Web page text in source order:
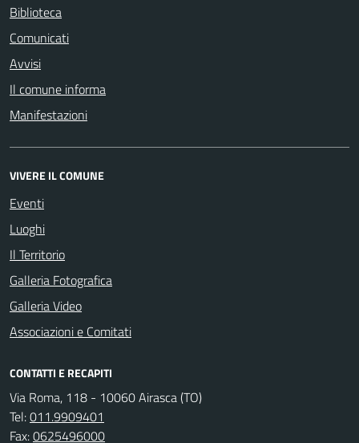
Biblioteca
Comunicati
Avvisi
Il comune informa
Manifestazioni
VIVERE IL COMUNE
Eventi
Luoghi
Il Territorio
Galleria Fotografica
Galleria Video
Associazioni e Comitati
CONTATTI E RECAPITI
Via Roma, 118 - 10060 Airasca (TO)
Tel:011.9909401
Fax:0625496000